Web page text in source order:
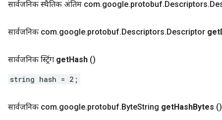
सार्वजनिक स्थैतिक अंतिम com.google.protobuf.Descriptors.
सार्वजनिक com.google.protobuf.Descriptors.Descriptor get
सार्वजनिक स्ट्रिंग getHash ()
string hash = 2;
सार्वजनिक com.google.protobuf.ByteString getHashBytes ()